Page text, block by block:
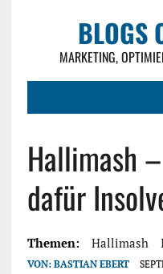
BLOGS
MARKETING,
Hallimash
dafür
Themen: Hallimash
VON: BASTIAN EBERT